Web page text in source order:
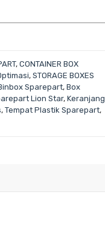
, CONTAINER BOX
, STORAGE BOXES
Sparepart, Box
Lion Star, Keranjang
, Tempat Plastik Sparepart,